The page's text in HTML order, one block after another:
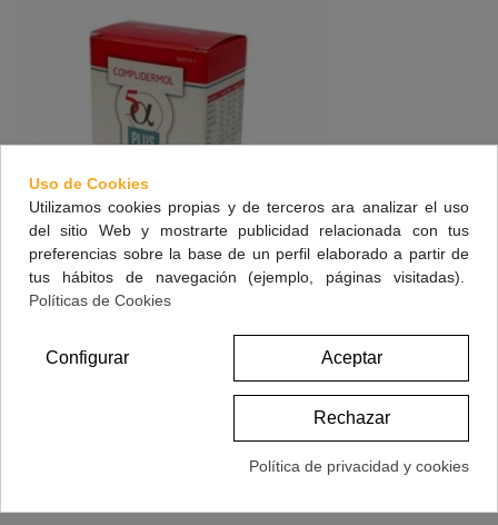
Complidermol 5 Alfa Plus 60 Capsulas
Uso de Cookies
Utilizamos cookies propias y de terceros ara analizar el uso
del sitio Web y mostrarte publicidad relacionada con tus
preferencias sobre la base de un perfil elaborado a partir de
tus hábitos de navegación (ejemplo, páginas visitadas).
Políticas de Cookies
Aceptar
Rechazar
Configurar
Política de privacidad y cookies